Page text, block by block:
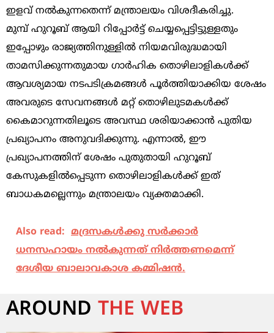
ഇളവ് നൽകുന്നതെന്ന് മന്ത്രാലയം വിശദീകരിച്ചു.
മുമ്പ് ഹുറൂബ് ആയി റിപ്പോർട്ട് ചെയ്യപ്പെട്ടിട്ടുള്ളതും
ഇപ്പോഴും രാജ്യത്തിനുള്ളിൽ നിയമവിരുദ്ധമായി
താമസിക്കുന്നതുമായ ഗാർഹിക തൊഴിലാളികൾക്ക്
ആവശ്യമായ നടപടിക്രമങ്ങൾ പൂർത്തിയാക്കിയ ശേഷം
അവരുടെ സേവനങ്ങൾ മറ്റ് തൊഴിലുടമകൾക്ക്
കൈമാറുന്നതിലൂടെ അവസ്ഥ ശരിയാക്കാൻ പുതിയ
പ്രഖ്യാപനം അനുവദിക്കുന്നു. എന്നാൽ, ഈ
പ്രഖ്യാപനത്തിന് ശേഷം പുതുതായി ഹുറൂബ്
കേസുകളിൽപ്പെടുന്ന തൊഴിലാളികൾക്ക് ഇത്
ബാധകമല്ലെന്നും മന്ത്രാലയം വ്യക്തമാക്കി.
Also read: മദ്രസകൾക്കു സർക്കാർ
ധനസഹായം നൽകുന്നത് നിർത്തണമെന്ന്
ദേശീയ ബാലാവകാശ കമ്മിഷൻ.
AROUND THE WEB